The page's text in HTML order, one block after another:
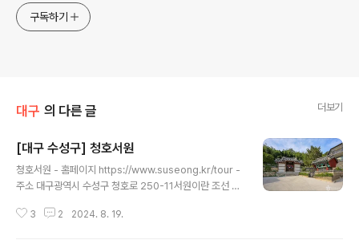
구독하기
대구 의 다른 글 더보기
[대구 수성구] 청호서원
청호서원 - 홈페이지 https://www.suseong.kr/tour -
주소 대구광역시 수성구 청호로 250-11서원이란 조선 중
해 지역 사림에 의해 설립된 사설 교육기관이다. 청호서원
3 2 2024. 8. 19.